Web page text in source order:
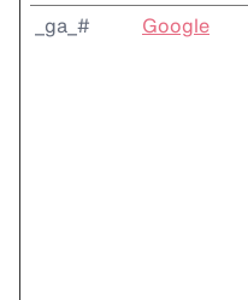
_ga_# Google